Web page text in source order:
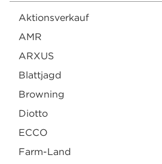
Aktionsverkauf
AMR
ARXUS
Blattjagd
Browning
Diotto
ECCO
Farm-Land